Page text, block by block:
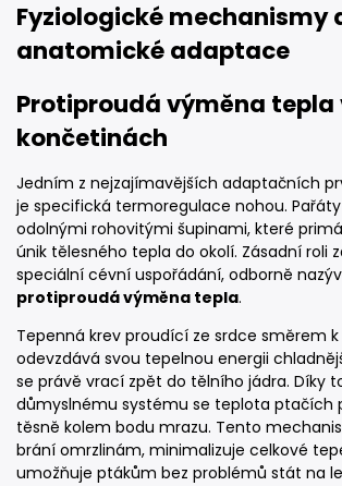
Fyziologické mechanismy
anatomické adaptace
Protiproudá výměna tepla
končetinách
Jedním z nejzajímavějších adaptačních
je specifická termoregulace nohou.
odolnými rohovitými šupinami, které
únik tělesného tepla do okolí. Zásadní roli
speciální cévní uspořádání, odborně
protiproudá výměna tepla.
Tepenná krev proudící ze srdce směrem
odevzdává svou tepelnou energii
se právě vrací zpět do tělního jádra. Díky
důmyslnému systému se teplota ptačích
těsně kolem bodu mrazu. Tento
brání omrzlinám, minimalizuje celkové
umožňuje ptákům bez problémů stát na